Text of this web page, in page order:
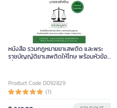
หนังสือ รวมกฎหมายยาเสพติด และพระ
ราชบัญญัติยาเสพติดให้โทษ พร้อมหัวข้อ
Product Code D092829
(1)